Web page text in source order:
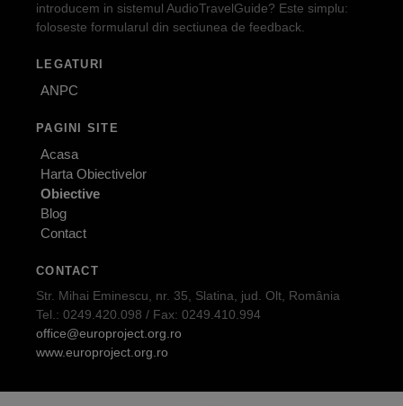
introducem in sistemul AudioTravelGuide? Este simplu:
foloseste formularul din sectiunea de feedback.
LEGATURI
ANPC
PAGINI SITE
Acasa
Harta Obiectivelor
Obiective
Blog
Contact
CONTACT
Str. Mihai Eminescu, nr. 35, Slatina, jud. Olt, România
Tel.: 0249.420.098 / Fax: 0249.410.994
office@europroject.org.ro
www.europroject.org.ro